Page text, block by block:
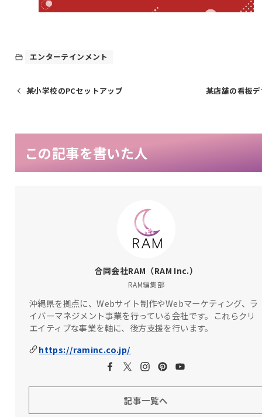
エンターテインメント
某小学校のPCセットアップ 某店舗の看板
この記事を書いた人
合同会社RAM（RAM Inc.）
RAM編集部
沖縄県を拠点に、Webサイト制作やWebマーケティング、ラ
イバーマネジメント事業を行っている会社です。これらクリ
エイティブな事業を軸に、後方支援を行います。
https://raminc.co.jp/
記事一覧へ